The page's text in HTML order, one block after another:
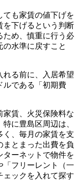
ても家賃の値下げを
を下げるという判断
ため、慎重に行う必
水準に戻すこと
れる前に、入居希望
ルである「初期費
家賃、火災保険料な
に豊島区周辺は、
く、毎月の家賃を支
とまった出費を負
ターネットで物件を
「フリーレント（一
ェックを入れて探す